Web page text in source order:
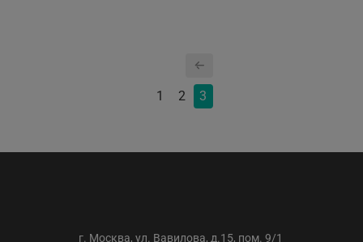
1 2 3
г. Москва, ул. Вавилова, д.15, пом. 9/1